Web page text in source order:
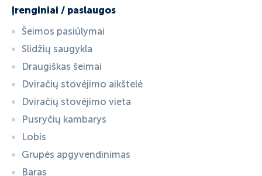
Įrenginiai / paslaugos
Šeimos pasiūlymai
Slidžių saugykla
Draugiškas šeimai
Dviračių stovėjimo aikštelė
Dviračių stovėjimo vieta
Pusryčių kambarys
Lobis
Grupės apgyvendinimas
Baras